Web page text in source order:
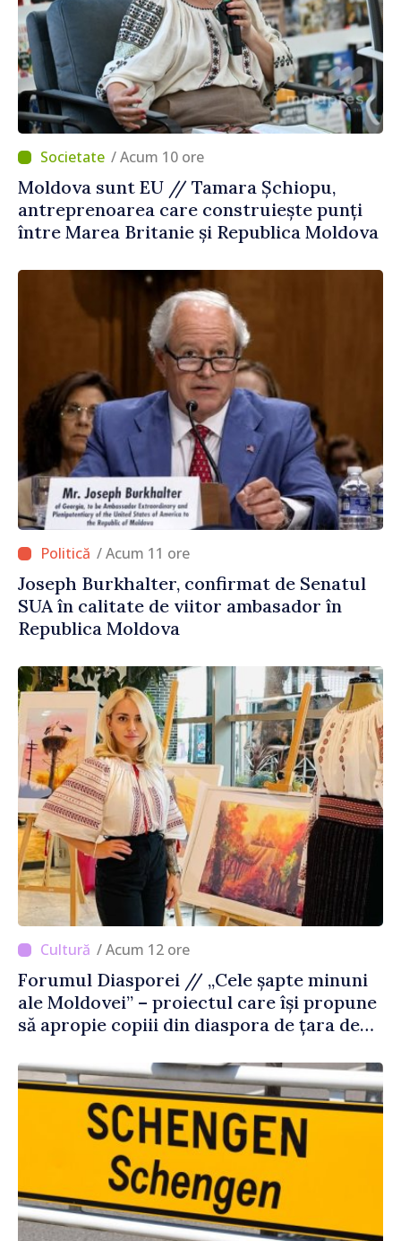
/ Acum 10 ore
Moldova sunt EU // Tamara Șchiopu,
antreprenoarea care construiește punți
între Marea Britanie și Republica Moldova
/ Acum 11 ore
Joseph Burkhalter, confirmat de Senatul
SUA în calitate de viitor ambasador în
Republica Moldova
/ Acum 12 ore
Forumul Diasporei // „Cele șapte minuni
ale Moldovei” – proiectul care își propune
să apropie copiii din diaspora de țara de